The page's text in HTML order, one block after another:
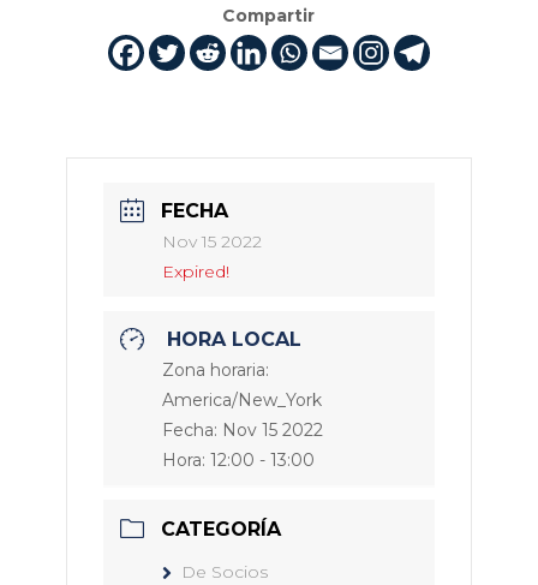
Compartir
FECHA
Nov 15 2022
Expired!
HORA LOCAL
Zona horaria:
America/New_York
Fecha: Nov 15 2022
Hora: 12:00 - 13:00
CATEGORÍA
De Socios